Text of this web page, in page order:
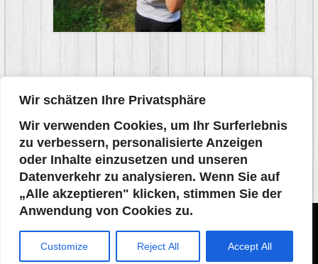
Wir schätzen Ihre Privatsphäre
Wir verwenden Cookies, um Ihr Surferlebnis
zu verbessern, personalisierte Anzeigen
oder Inhalte einzusetzen und unseren
Datenverkehr zu analysieren. Wenn Sie auf
„Alle akzeptieren" klicken, stimmen Sie der
Anwendung von Cookies zu.
Customize Reject All Accept All